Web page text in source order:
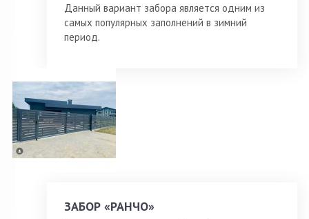
Данный вариант забора является одним из
самых популярных заполнений в зимний
период.
ЗАБОР «РАНЧО»